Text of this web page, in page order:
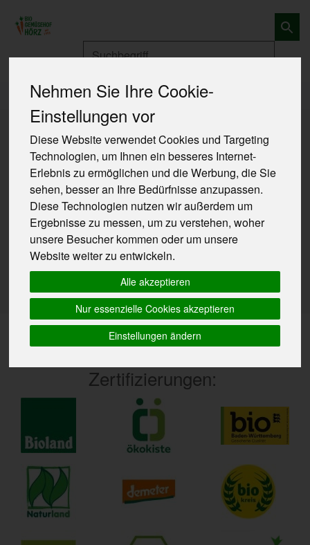
Nehmen Sie Ihre Cookie-
Einstellungen vor
Diese Website verwendet Cookies und Targeting
Technologien, um Ihnen ein besseres Internet-
Erlebnis zu ermöglichen und die Werbung, die Sie
sehen, besser an Ihre Bedürfnisse anzupassen.
Diese Technologien nutzen wir außerdem um
Ergebnisse zu messen, um zu verstehen, woher
unsere Besucher kommen oder um unsere
Website weiter zu entwickeln.
Alle akzeptieren
Nur essenzielle Cookies akzeptieren
Einstellungen ändern
Produkte Obst und Gemüse Gemüse
Produkte Obst und Gemüse Gemüse
Produkt "Basilikum kleinblättrig im
Topf" nicht verfügbar.
Das von Ihnen gesuchte Produkt ist leider zur Zeit
nicht verfügbar.
Zertifizierungen: